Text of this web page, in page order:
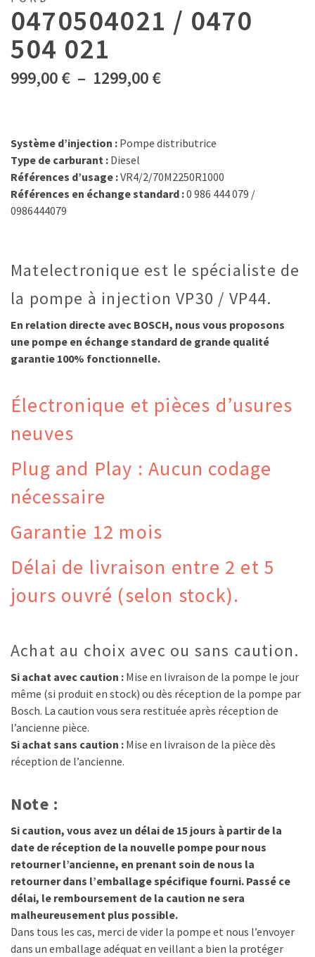
0470504021 / 0470
504 021
999,00€ – 1299,00€Plage
à
Système d’injection : Pompe distributrice
Type de carburant : Diesel
Références d’usage :VR4/2/70M2250R1000
Références en échange standard :0 986 444 079 /
0986444079
Matelectronique est le spécialiste de
la pompe à injection VP30 / VP44.
En relation directe avec BOSCH, nous vous proposons
une pompe en échange standard de grande qualité
garantie 100% fonctionnelle.
Électronique et pièces d’usures
neuves
Plug and Play : Aucun codage
nécessaire
Garantie 12 mois
Délai de livraison entre 2 et 5
jours ouvré (selon stock).
Achat au choix avec ou sans caution.
Si achat avec caution : Mise en livraison de la pompe le jour
même (si produit en stock) ou dès réception de la pompe par
Bosch. La caution vous sera restituée après réception de
l’ancienne pièce.
Si achat sans caution : Mise en livraison de la pièce dès
réception de l’ancienne.
Note :
Si caution, vous avez un délai de 15 jours à partir de la
date de réception de la nouvelle pompe pour nous
retourner l’ancienne, en prenant soin de nous la
retourner dans l’emballage spécifique fourni. Passé ce
délai, le remboursement de la caution ne sera
malheureusement plus possible.
Dans tous les cas, merci de vider la pompe et nous l’envoyer
dans un emballage adéquat en veillant a bien la protéger